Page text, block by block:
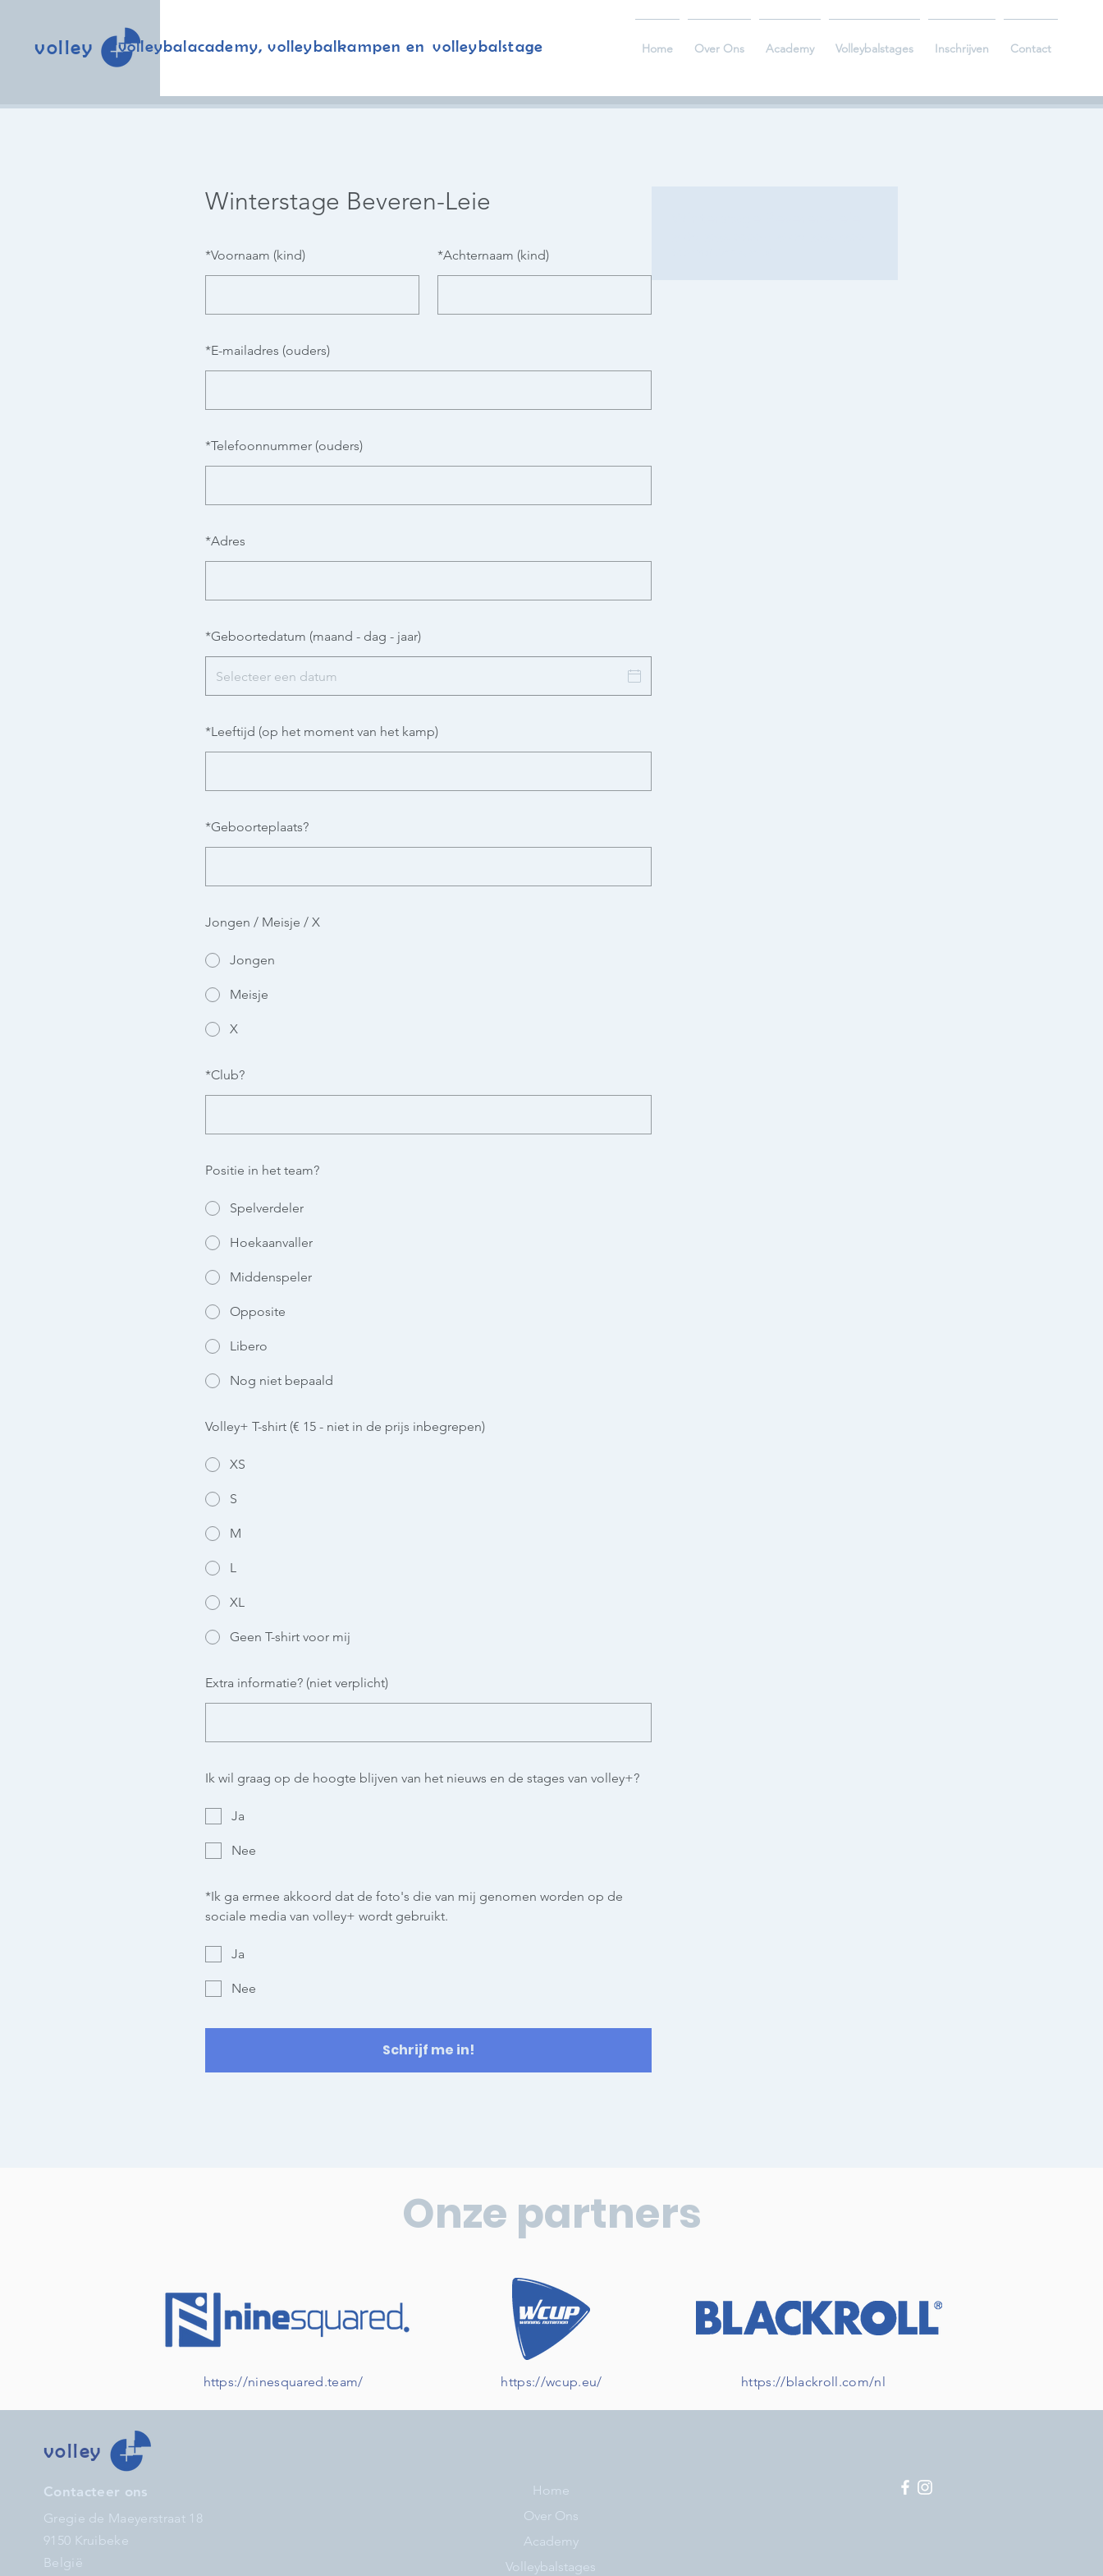
volley volleybalacademy, volleybalkampen en volleybalstage Home Over Ons Academy Volleybalstages Inschrijven Contact
Winterstage Beveren-Leie
*Voornaam (kind) *Achternaam (kind)
*E-mailadres (ouders)
*Telefoonnummer (ouders)
*Adres
*Geboortedatum (maand - dag - jaar)
*Leeftijd (op het moment van het kamp)
*Geboorteplaats?
Jongen / Meisje / X
Jongen
Meisje
X
*Club?
Positie in het team?
Spelverdeler
Hoekaanvaller
Middenspeler
Opposite
Libero
Nog niet bepaald
Volley+ T-shirt (€ 15 - niet in de prijs inbegrepen)
XS
S
M
L
XL
Geen T-shirt voor mij
Extra informatie? (niet verplicht)
Ik wil graag op de hoogte blijven van het nieuws en de stages van volley+?
Ja
Nee
*Ik ga ermee akkoord dat de foto's die van mij genomen worden op de
sociale media van volley+ wordt gebruikt.
Ja
Nee
Schrijf me in!
volley
Contacteer ons
Gregie de Maeyerstraat 18
9150 Kruibeke
België
Home
Over Ons
Academy
Volleybalstages
Onze partners
https://ninesquared.team/ https://wcup.eu/ https://blackroll.com/nl